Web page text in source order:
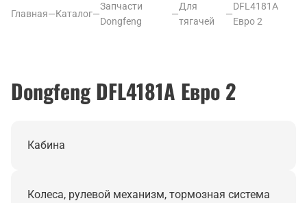
Главная—Каталог—
Запчасти
Dongfeng
—
Для
тягачей
—
DFL4181A
Евро 2
Dongfeng DFL4181A Евро 2
Кабина
Колеса, рулевой механизм, тормозная система